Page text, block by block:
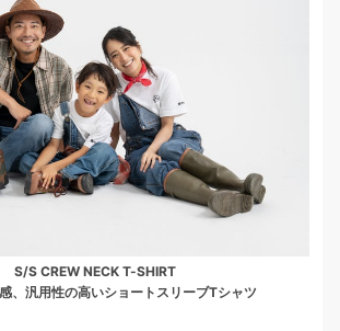
S/S CREW NECK T-SHIRT
、汎用性の高いショートスリーブTシャツ